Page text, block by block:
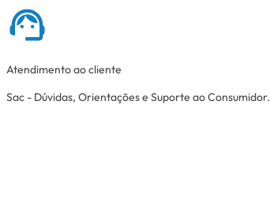
Atendimento ao cliente
Sac - Dúvidas, Orientações e Suporte ao Consumidor.